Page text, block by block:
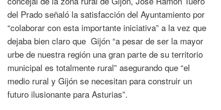
del Prado señaló la satisfacción del Ayuntamiento por
“colaborar con esta importante iniciativa” a la vez que
dejaba bien claro que Gijón “a pesar de ser la mayor
urbe de nuestra región una gran parte de su territorio
municipal es totalmente rural” asegurando que “el
medio rural y Gijón se necesitan para construir un
futuro ilusionante para Asturias”.